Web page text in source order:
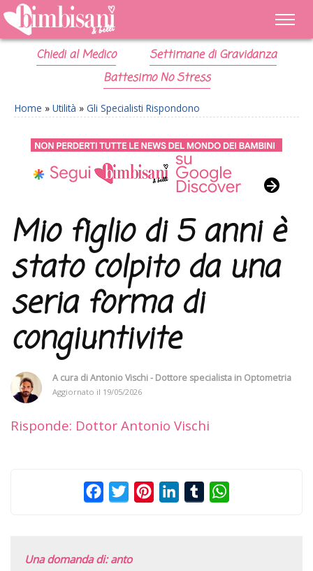
Chiedi al Medico
Settimane di Gravidanza
Battesimo No Stress
Home » Utilità » Gli Specialisti Rispondono
Mio figlio di 5 anni è
stato colpito da una
seria forma di
congiuntivite
A cura diAntonio Vischi - Dottore specialista in Optometria
Aggiornato il 19/05/2026
Risponde: Dottor Antonio Vischi
FacebookTwitterPinterestLinkedInTumblr
Una domanda di: anto